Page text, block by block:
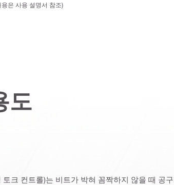
은 사용 설명서 참조)
도
토크 컨트롤)는 비트가 박혀 꼼짝하지 않을 때 공